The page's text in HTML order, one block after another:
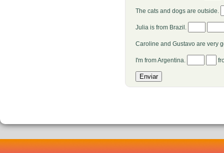
The cats and dogs are outside.
Julia is from Brazil.
Caroline and Gustavo are very
I'm from Argentina.